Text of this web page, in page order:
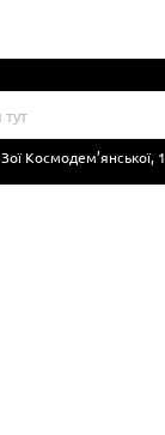
Космодем’янської, 1